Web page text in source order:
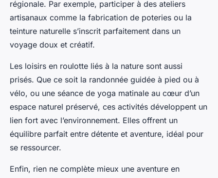
régionale. Par exemple, participer à des ateliers
artisanaux comme la fabrication de poteries ou la
teinture naturelle s’inscrit parfaitement dans un
voyage doux et créatif.
Les loisirs en roulotte liés à la nature sont aussi
prisés. Que ce soit la randonnée guidée à pied ou à
vélo, ou une séance de yoga matinale au cœur d’un
espace naturel préservé, ces activités développent un
lien fort avec l’environnement. Elles offrent un
équilibre parfait entre détente et aventure, idéal pour
se ressourcer.
Enfin, rien ne complète mieux une aventure en